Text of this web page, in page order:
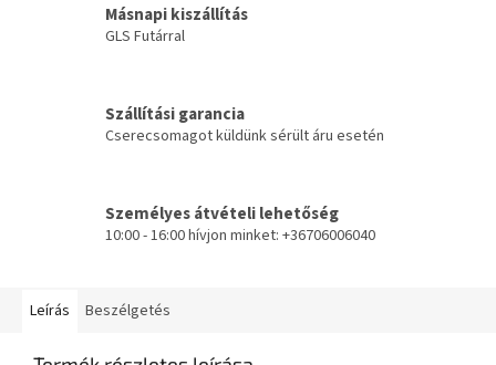
Másnapi kiszállítás
GLS Futárral
Szállítási garancia
Cserecsomagot küldünk sérült áru esetén
Személyes átvételi lehetőség
10:00 - 16:00 hívjon minket: +36706006040
Leírás Beszélgetés